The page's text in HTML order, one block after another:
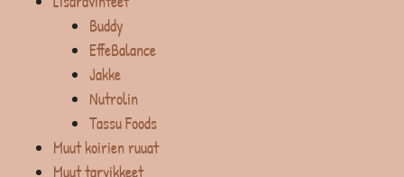
Buddy
EffeBalance
Jakke
Nutrolin
Tassu Foods
Muut koirien ruuat
Muut tarvikkeet